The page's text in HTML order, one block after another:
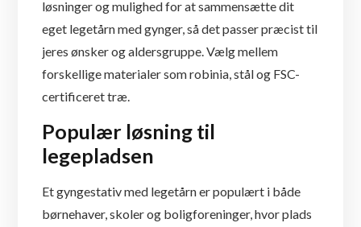
løsninger og mulighed for at sammensætte dit
eget legetårn med gynger, så det passer præcist til
jeres ønsker og aldersgruppe. Vælg mellem
forskellige materialer som robinia, stål og FSC-
certificeret træ.
Populær løsning til
legepladsen
Et gyngestativ med legetårn er populært i både
børnehaver, skoler og boligforeninger, hvor plads